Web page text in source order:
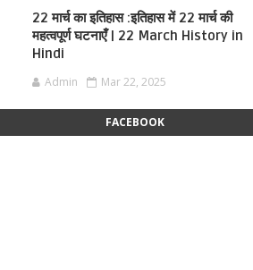
22 मार्च का इतिहास :इतिहास में 22 मार्च की
महत्वपूर्ण घटनाएँ | 22 March History in
Hindi
Admin Mar 22, 2025
FACEBOOK